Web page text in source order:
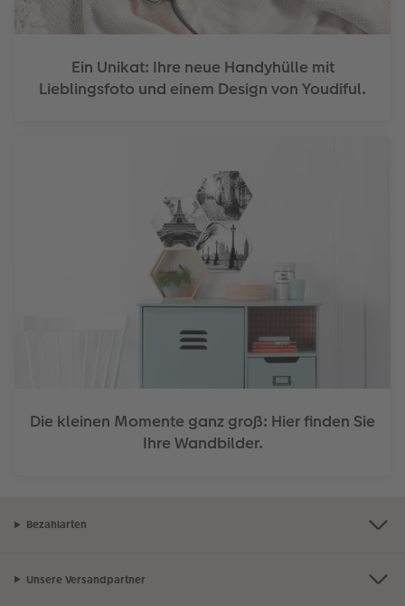
Ein Unikat: Ihre neue Handyhülle mit
Lieblingsfoto und einem Design von Youdiful.
Die kleinen Momente ganz groß: Hier finden Sie
Ihre Wandbilder.
Bezahlarten
Unsere Versandpartner